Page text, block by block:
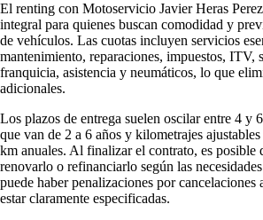
El renting con Motoservicio Javier Heras
integral para quienes buscan comodidad y
de vehículos. Las cuotas incluyen servicios
mantenimiento, reparaciones, impuestos, ITV,
franquicia, asistencia y neumáticos, lo que
adicionales.
Los plazos de entrega suelen oscilar entre 4 y
que van de 2 a 6 años y kilometrajes
km anuales. Al finalizar el contrato, es posible
renovarlo o refinanciarlo según las
puede haber penalizaciones por cancelaciones
estar claramente especificadas.